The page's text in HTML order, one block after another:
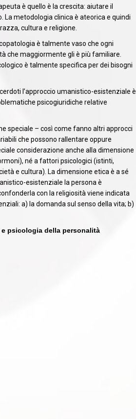
è quello è la crescita: aiutare il
La metodologia clinica è ateorica e quindi
cultura e religione.
è talmente vaso che ogni
che maggiormente gli è più familiare.
è talmente specifica per dei bisogni
l’approccio umanistico-esistenziale è
psicogiuridiche relative
speciale – così come fanno altri approcci
che possono rallentare oppure
considerazione anche alla dimensione
né a fattori psicologici (istinti,
e cultura). La dimensione etica è a sé
esistenziale la persona è
con la religiosità viene indicata
a) la domanda sul senso della vita; b)
psicologia della personalità